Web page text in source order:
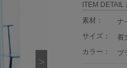
ITEM DETAIL
素材：
ナ
サイズ：
着
カラー：
ブ